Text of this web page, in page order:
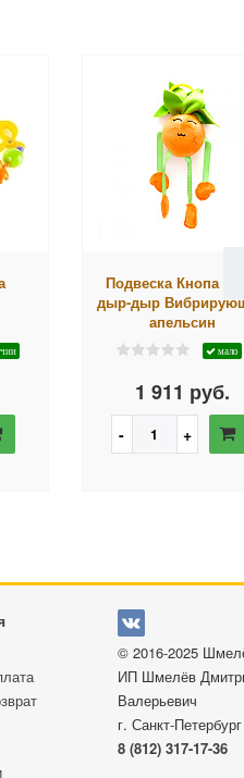
Подвеска Кнопа
дыр-дыр
апельсин
мало
1 911 руб.
© 2016-2025
ИП Шмелёв
Валерьевич
г. Санкт-Петербург
8 (812) 317-17-36